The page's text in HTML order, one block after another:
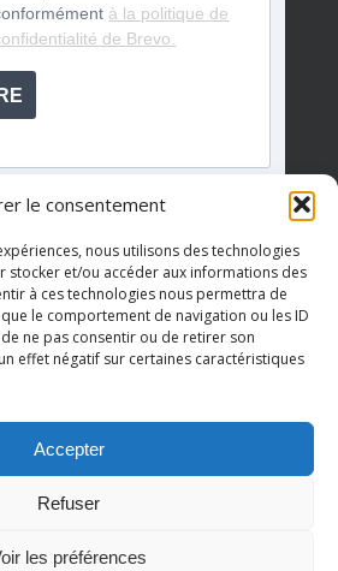
le consentement
nous utilisons des technologies
stocker et/ou accéder aux informations des
à ces technologies nous permettra de
le comportement de navigation ou les ID
ne pas consentir ou de retirer son
effet négatif sur certaines caractéristiques
Accepter
Refuser
les préférences
à la politique de
de Brevo.
à venir
à venir.